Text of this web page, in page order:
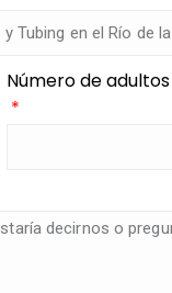
Número de adultos